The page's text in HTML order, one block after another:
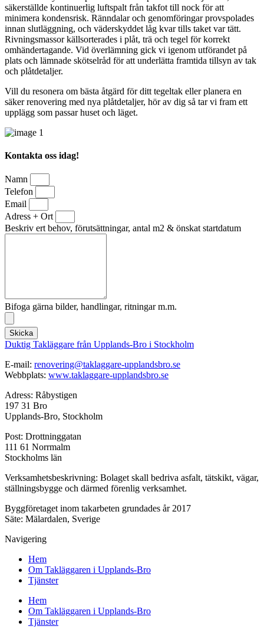
säkerställde kontinuerlig luftspalt från takfot till nock för att
minimera kondensrisk. Ränndalar och genomföringar provspolades
innan slutläggning, och väderskyddet låg kvar tills taket var tätt.
Rivningsmassor källsorterades i plåt, trä och tegel för korrekt
omhändertagande. Vid överlämning gick vi igenom utförandet på
plats och lämnade skötselråd för att underlätta framtida tillsyn av tak
och plåtdetaljer.
Vill du resonera om bästa åtgärd för ditt tegeltak eller planera en
säker renovering med nya plåtdetaljer, hör av dig så tar vi fram ett
upplägg som passar huset och läget.
Kontakta oss idag!
Namn
Telefon
Email
Adress + Ort
Beskriv ert behov, förutsättningar, antal m2 & önskat startdatum
Bifoga gärna bilder, handlingar, ritningar m.m.
Skicka
Duktig Takläggare från Upplands-Bro i Stockholm
E-mail: renovering@taklaggare-upplandsbro.se
Webbplats: www.taklaggare-upplandsbro.se
Adress: Råbystigen
197 31 Bro
Upplands-Bro, Stockholm
Post: Drottninggatan
111 61 Norrmalm
Stockholms län
Verksamhetsbeskrivning: Bolaget skall bedriva asfalt, tätskikt, vägar,
ställningsbygge och därmed förenlig verksamhet.
Byggföretaget inom takarbeten grundades år 2017
Säte: Mälardalen, Sverige
Navigering
Hem
Om Takläggaren i Upplands-Bro
Tjänster
Hem
Om Takläggaren i Upplands-Bro
Tjänster